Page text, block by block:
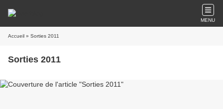
MENU
Accueil » Sorties 2011
Sorties 2011